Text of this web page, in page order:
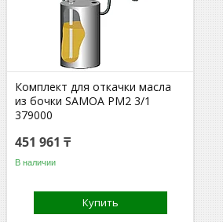
Комплект для откачки масла
из бочки SAMOA PM2 3/1
379000
451 961 ₸
В наличии
Купить